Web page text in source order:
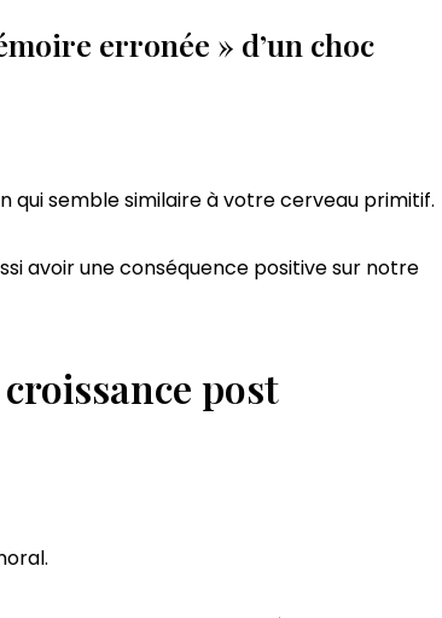
erronée » d’un choc
semble similaire à votre cerveau primitif.
avoir une conséquence positive sur notre
croissance post